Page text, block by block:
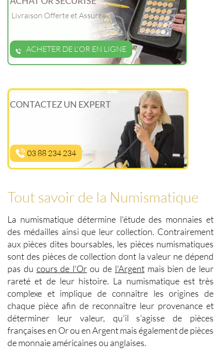
Livraison Offerte et Assurée
ACHETER DE L'OR EN LIGNE
CONTACTEZ UN EXPERT
03 88 234 234
Tout savoir de la Numismatique
La numismatiquedétermine l'étude des monnaies et
des médailles ainsi que leur collection. Contrairement
aux pièces dites boursables, les pièces numismatiques
sont des pièces de collection dont la valeur ne dépend
pas du cours de l'Or ou de l'Argentmais bien de leur
rareté et de leur histoire. La numismatiqueest très
complexe et implique de connaître les origines de
chaque pièce afin de reconnaître leur provenance et
déterminer leur valeur, qu'il s'agisse de pièces
françaises en Or ou en Argentmais également depièces
de monnaie américaines ou anglaises.